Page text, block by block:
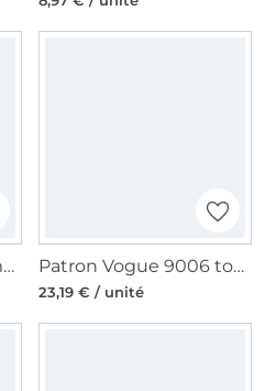
Ebook patron top femme Wasserfallkragen JULIANA MARTEJEVS, en francais Patron Vogue 9006 top et blouse, en français
23,19 € / unité